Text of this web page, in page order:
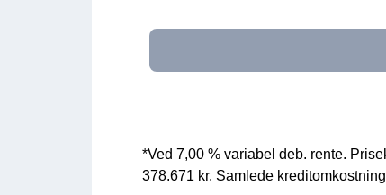
*Ved 7,00 % variabel deb. rente.
378.671 kr. Samlede